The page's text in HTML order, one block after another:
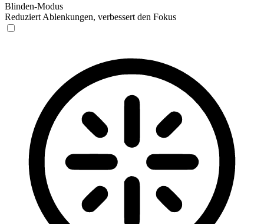
Blinden-Modus
Reduziert Ablenkungen, verbessert den Fokus